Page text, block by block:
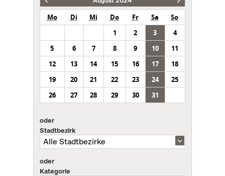
Mo Di Mi Do Fr Sa
So
1
2 3
4
5
6 7 8 9 10
11
12
13 14 15 16 17
18
19
20 21 22 23 24
25
26
27 28 29 30 31
oder
Stadtbezirk
oder
Kategorie